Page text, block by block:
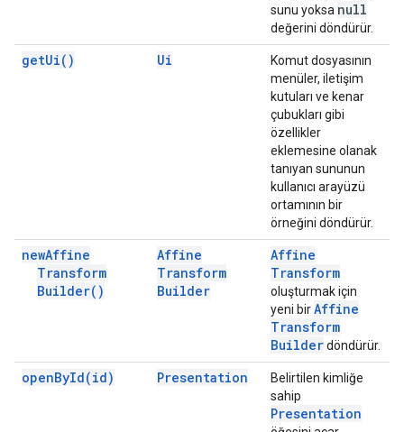
sunu yoksa null
değerini döndürür.
getUi( ) Ui
Komut dosyasının
menüler, iletişim
kutuları ve kenar
çubukları gibi
özellikler
eklemesine olanak
tanıyan sununun
kullanıcı arayüzü
ortamının bir
örneğini döndürür.
newAffine
Transform
Builder( )
Affine
Transform
Builder
Affine
Transform
oluşturmak için
yeni birAffine
Transform
Builderdöndürür.
openById(id) Presentation
Belirtilen kimliğe
sahip
Presentation